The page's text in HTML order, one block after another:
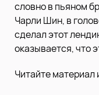
словно в пьяном
Чарли Шин, в
cделал этот
оказывается, что
Читайте материал